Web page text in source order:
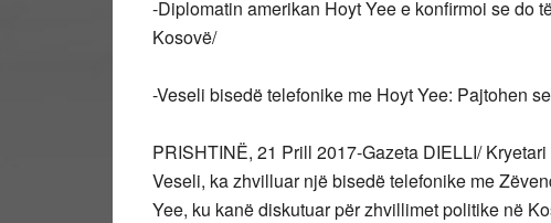
-Diplomatin amerikan Hoyt Yee e konfirmoi se do
Kosovë/
-Veseli bisedë telefonike me Hoyt Yee: Pajtohen
PRISHTINË, 21 Prill 2017-Gazeta DIELLI/
Veseli, ka zhvilluar një bisedë telefonike me
Yee, ku kanë diskutuar për zhvillimet politike në